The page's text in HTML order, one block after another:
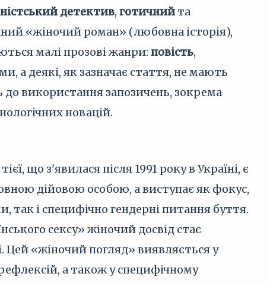
детектив, готичнийта
«жіночий роман» (любовна історія),
малі прозові жанри: повість,
а деякі, як зазначає стаття, не мають
до використання запозичень, зокрема
новацій.
що з'явилася після 1991 року в Україні, є
дійовою особою, а виступає як фокус,
так і специфічно гендерні питання буття.
сексу» жіночий досвід стає
Цей «жіночий погляд» виявляється у
а також у специфічному